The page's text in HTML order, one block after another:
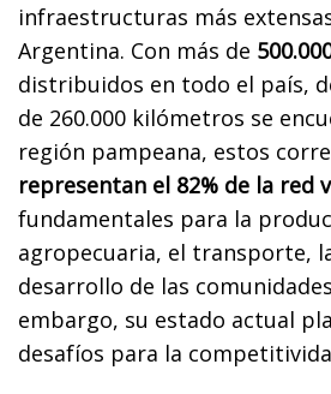
infraestructuras más
Argentina. Con más de
distribuidos en todo el país,
de 260.000 kilómetros se
región pampeana, estos
representan el 82% de la red
fundamentales para la
agropecuaria, el transporte,
desarrollo de las
embargo, su estado actual
desafíos para la